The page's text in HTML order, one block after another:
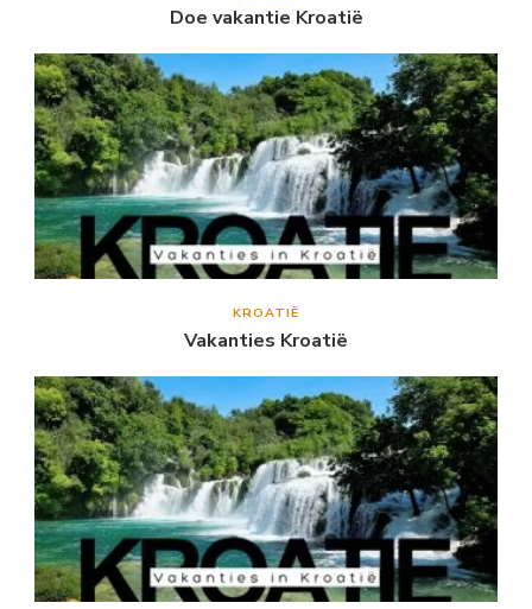
Doe vakantie Kroatië
KROATIË
Vakanties Kroatië